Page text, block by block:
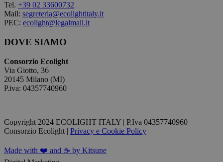
Tel. +39 02 33600732
Mail: segreteria@ecolightitaly.it
PEC: ecolight@legalmail.it
DOVE SIAMO
Consorzio Ecolight
Via Giotto, 36
20145 Milano (MI)
P.iva: 04357740960
Copyright 2024 ECOLIGHT ITALY | P.Iva 04357740960
Consorzio Ecolight | Privacy e Cookie Policy
Made with ❤️ and ☕ by Kitsune